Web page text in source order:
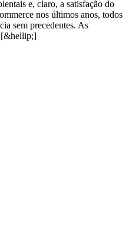
e, claro, a satisfação do
nos últimos anos, todos
sem precedentes. As
[&hellip;]